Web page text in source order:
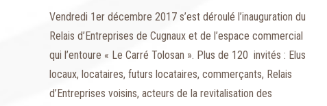
Vendredi 1er décembre 2017 s’est déroulé l’inauguration du
Relais d’Entreprises de Cugnaux et de l’espace commercial
qui l’entoure « Le Carré Tolosan ». Plus de 120 invités : Elus
locaux, locataires, futurs locataires, commerçants, Relais
d’Entreprises voisins, acteurs de la revitalisation des